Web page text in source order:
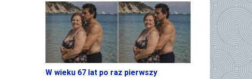
W wieku 67 lat po raz pierwszy